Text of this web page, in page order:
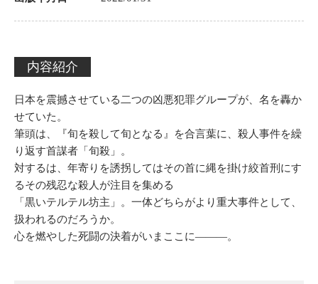
内容紹介
日本を震撼させている二つの凶悪犯罪グループが、名を轟か
せていた。
筆頭は、『旬を殺して旬となる』を合言葉に、殺人事件を繰
り返す首謀者「旬殺」。
対するは、年寄りを誘拐してはその首に縄を掛け絞首刑にす
るその残忍な殺人が注目を集める
「黒いテルテル坊主」。一体どちらがより重大事件として、
扱われるのだろうか。
心を燃やした死闘の決着がいまここに―――。